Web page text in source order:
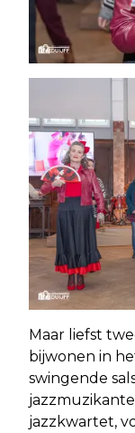
Maar liefst
bijwonen in
swingende
jazzkwartet,